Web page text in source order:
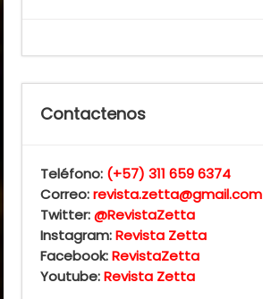
Contactenos
Teléfono: (+57) 311 659 6374
Correo:revista.zetta@gmail.com
Twitter:@RevistaZetta
Instagram:Revista Zetta
Facebook:RevistaZetta
Youtube:Revista Zetta